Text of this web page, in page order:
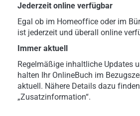
Jederzeit online verfügbar
Egal ob im Homeoffice oder im
ist jederzeit und überall online
Immer aktuell
Regelmäßige inhaltliche Updates
halten Ihr OnlineBuch im
aktuell. Nähere Details dazu
„Zusatzinformation“.